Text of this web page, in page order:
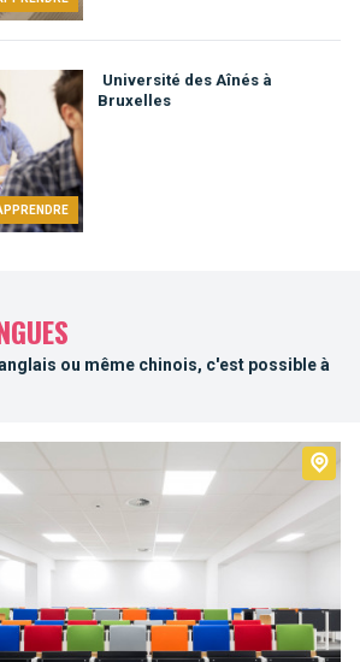
Université des Aînés à
Bruxelles
ou même chinois, c'est possible à